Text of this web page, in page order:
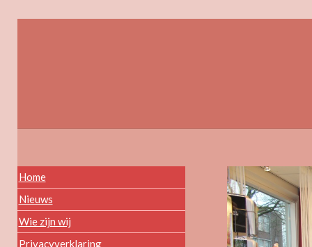
Home
Nieuws
Wie zijn wij
Privacyverklaring